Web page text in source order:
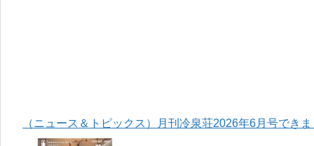
（ニュース＆トピックス）月刊冷泉荘2026年6月号でき